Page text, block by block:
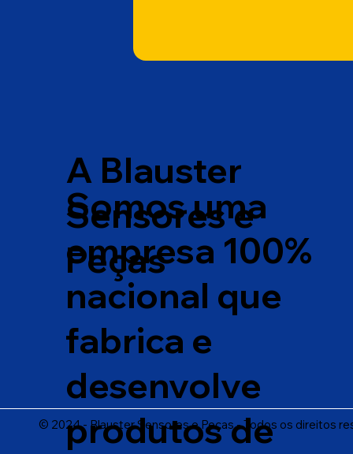
© 2024 - Blauster Sensores e Peças - Todos os direitos
A Blauster
Sensores e
Peças
Somos uma
empresa 100%
nacional que
fabrica e
desenvolve
produtos de